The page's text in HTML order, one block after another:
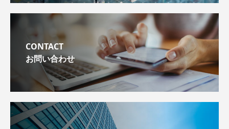
CONTACT
お問い合わせ